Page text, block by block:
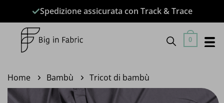
contenuti
Spedizione assicurata con Track & Trace
0
Home Bambù Tricot di bambù